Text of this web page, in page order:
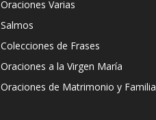
Oraciones Varias
Salmos
Colecciones de Frases
Oraciones a la Virgen María
Oraciones de Matrimonio y Familia